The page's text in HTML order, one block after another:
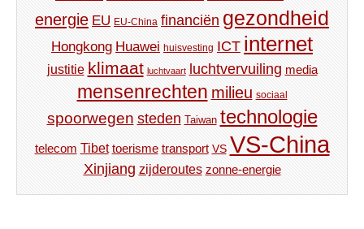
energie EU EU-China financiën gezondheid
Hongkong Huawei huisvesting ICT internet
justitie klimaat luchtvaart luchtvervuiling media
mensenrechten milieu sociaal
spoorwegen steden Taiwan technologie
telecom Tibet toerisme transport VS VS-China
Xinjiang zijderoutes zonne-energie